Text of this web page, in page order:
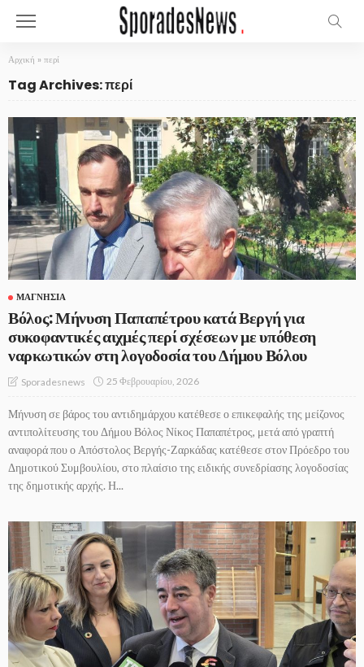
Αρχική » περί
Tag Archives: περί
ΜΑΓΝΗΣΊΑ
Βόλος: Μήνυση Παπαπέτρου κατά Βεργή για
συκοφαντικές αιχμές περί σχέσεων με υπόθεση
ναρκωτικών στη λογοδοσία του Δήμου Βόλου
Sporadesnews 25 Φεβρουαρίου, 2026
Μήνυση σε βάρος του αντιδημάρχου κατέθεσε ο επικεφαλής της μείζονος
αντιπολίτευσης του Δήμου Βόλος Νίκος Παπαπέτρος, μετά από γραπτή
αναφορά που ο Απόστολος Βεργής-Ζαρκάδας κατέθεσε στον Πρόεδρο του
Δημοτικού Συμβουλίου, στο πλαίσιο της ειδικής συνεδρίασης λογοδοσίας
της δημοτικής αρχής. Η...